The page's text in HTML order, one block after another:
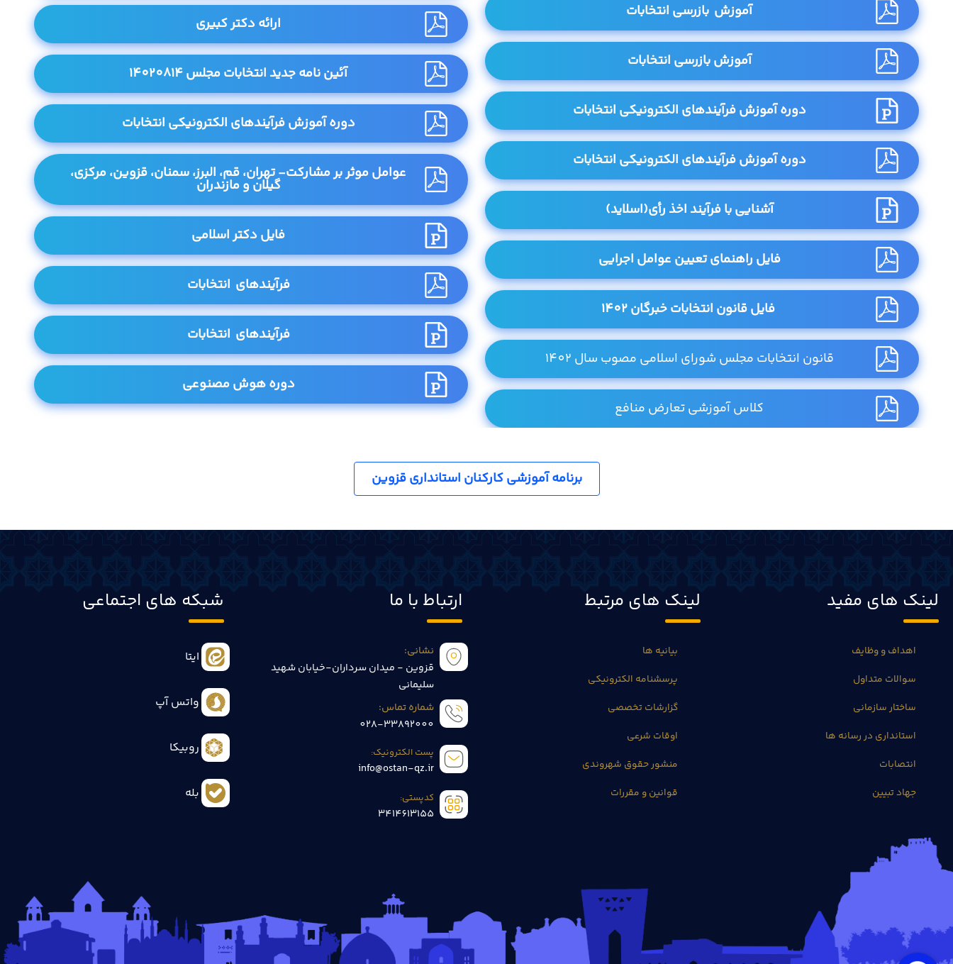
آموزش بازرسی انتخابات
آموزش بازرسی انتخابات
دوره آموزش فرآیندهای الکترونیکی انتخابات
دوره آموزش فرآیندهای الکترونیکی انتخابات
آشنایی با فرآیند اخذ رأی(اسلاید)
فایل راهنمای تعیین عوامل اجرایی
فایل قانون انتخابات خبرگان 1402
قانون انتخابات مجلس شورای اسلامی مصوب سال 1402
کلاس آموزشی تعارض منافع
ارائه دکتر کبیری
آئین نامه جدید انتخابات مجلس 14020814
دوره آموزش فرآیندهای الکترونیکی انتخابات
عوامل موثر بر مشارکت- تهران، قم، البرز، سمنان، قزوین، مرکزی،
گیلان و مازندران
فایل دکتر اسلامی
فرآیندهای انتخابات
فرآیندهای انتخابات
دوره هوش مصنوعی
برنامه آموزشی کارکنان استانداری قزوین
لینک های مفید
اهداف و وظایف
سوالات متداول
ساختار سازمانی
استانداری در رسانه ها
انتصابات
جهاد تبیین
لینک های مرتبط
بیانیه ها
پرسشنامه الکترونیکی
گزارشات تخصصی
اوقات شرعی
منشور حقوق شهروندی
قوانین و مقررات
ارتباط با ما
نشانی:
قزوین - میدان سرداران-خیابان شهید
سلیمانی
شماره تماس:
028-33892000
پست الکترونیک:
info@ostan-qz.ir
کدپستی:
3414613155
شبکه های اجتماعی
ایتا
واتس آپ
روبیکا
بله